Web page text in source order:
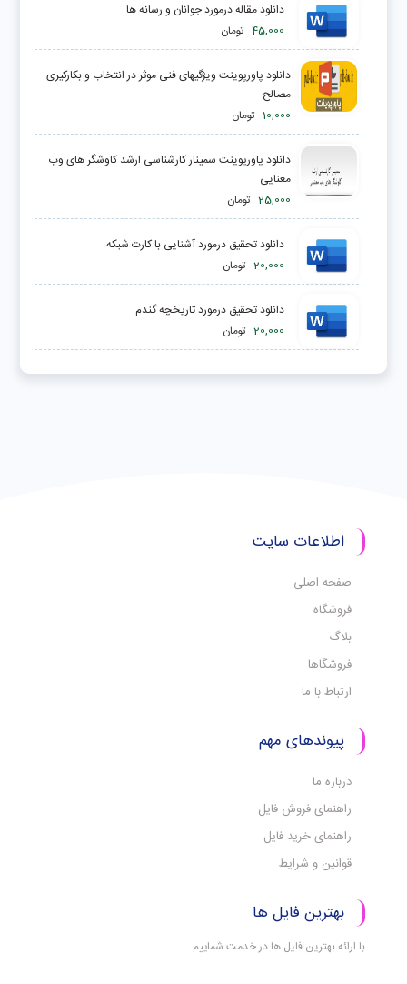
دانلود مقاله درمورد جوانان و رسانه ها
45,000 تومان
دانلود پاورپوینت ویژگیهای فنی موثر در انتخاب و بکارکیری
مصالح
10,000 تومان
دانلود پاورپوینت سمینار کارشناسی ارشد کاوشگر های وب
معنایی
25,000 تومان
دانلود تحقیق درمورد آشنایی با کارت شبکه
20,000 تومان
دانلود تحقیق درمورد تاريخچه گندم
20,000 تومان
اطلاعات سایت
صفحه اصلی
فروشگاه
بلاگ
فروشگاها
ارتباط با ما
پیوندهای مهم
درباره ما
راهنمای فروش فایل
راهنمای خرید فایل
قوانین و شرایط
بهترین فایل ها
با ارائه بهترین فایل ها در خدمت شماییم